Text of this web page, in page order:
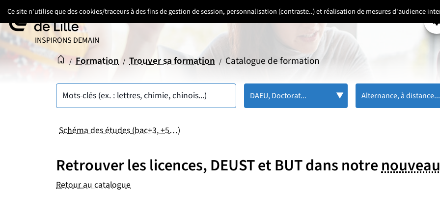
Ce site n'utilise que des cookies/traceurs à des fins de gestion de session, personnalisation (contraste..) et réalisation de mesures d'audience
Aller
contenu
Aller
au
menu
principal
Aller
pied
de
page
UNIVERSITÉ DE LILLE
INSPIRONS DEMAIN
Accueil
Accueil
/ Formation / Trouver sa formation / Catalogue de formation
Mots-clés (ex. : lettres, chimie, chinois...) DAEU, Doctorat... Alternance, à distance...
Schéma des études (bac+3, +5…)
Retrouver les licences, DEUST et BUT dans notre
Retour au catalogue